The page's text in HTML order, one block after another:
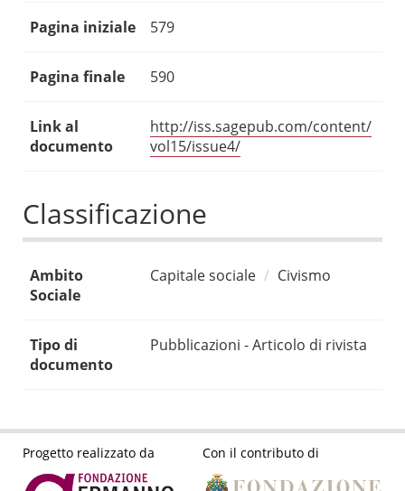
Pagina iniziale 579
Pagina finale 590
Link al
documento
http://iss.sagepub.com/content/
vol15/issue4/
Classificazione
Ambito
Sociale
Capitale sociale Civismo
Tipo di
documento
Pubblicazioni - Articolo di rivista
Progetto realizzato da Con il contributo di